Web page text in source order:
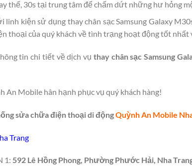
thế, 30s tại trung tâm để chấm dứt những hư hỏng
linh kiện sử dụng thay chân sạc Samsung Galaxy
thoại của quý khách về tình trạng hoạt động tốt
tin chi tiết về dịch vụ thay chân sạc Samsung
An Mobile hân hạnh phục vụ quý khách hàng!
sửa chữa điện thoại di độngQuỳnh An Mobile
Trang
1: 592 Lê Hồng Phong, Phường Phước Hải, Nha